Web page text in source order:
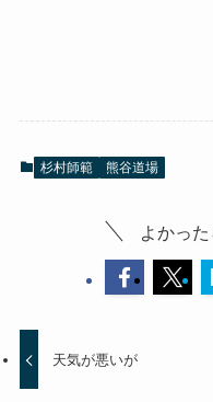
杉村師範 熊谷道場
よかっ
天気が悪いが